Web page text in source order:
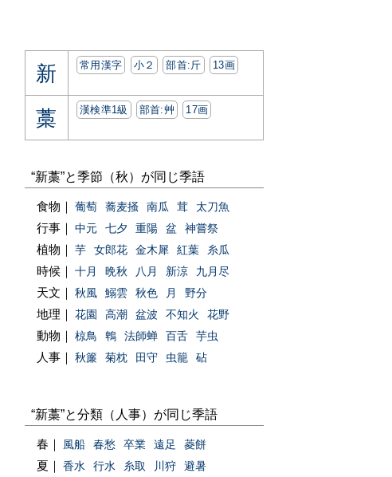
新 常用漢字 小２ 部首:⽄ 13画
藁 漢検準1級 部首:⾋ 17画
“新藁”と季節（秋）が同じ季語
食物｜ 葡萄 蕎麦掻 南瓜 茸 太刀魚
行事｜ 中元 七夕 重陽 盆 神嘗祭
植物｜ 芋 女郎花 金木犀 紅葉 糸瓜
時候｜ 十月 晩秋 八月 新涼 九月尽
天文｜ 秋風 鰯雲 秋色 月 野分
地理｜ 花園 高潮 盆波 不知火 花野
動物｜ 椋鳥 鵯 法師蝉 百舌 芋虫
人事｜ 秋簾 菊枕 田守 虫籠 砧
“新藁”と分類（人事）が同じ季語
春｜ 風船 春愁 卒業 遠足 菱餅
夏｜ 香水 行水 糸取 川狩 避暑